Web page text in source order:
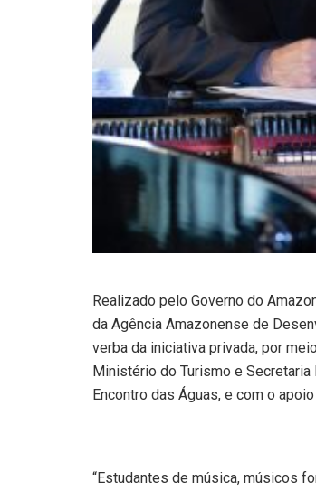
Realizado pelo Governo do
da Agência Amazonense de
verba da iniciativa privada, por
Ministério do Turismo e Secretaria
Encontro das Águas, e com o
“Estudantes de música, músicos